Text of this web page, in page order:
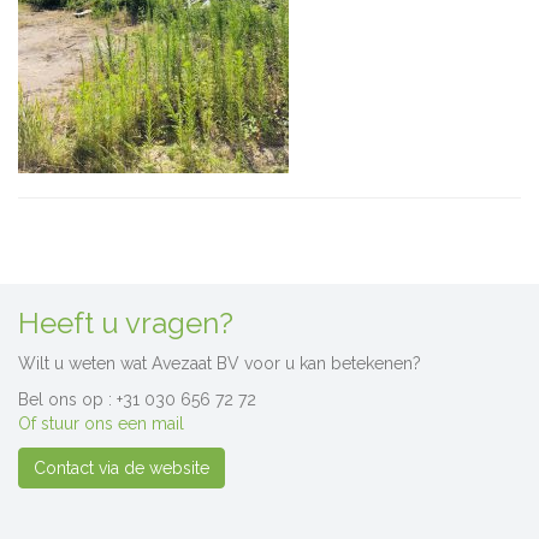
Heeft u vragen?
Wilt u weten wat Avezaat BV voor u kan betekenen?
Bel ons op : +31 030 656 72 72
Of stuur ons een mail
Contact via de website